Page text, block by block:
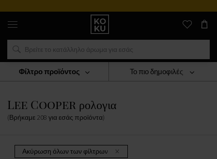
Αυθεντικά
αρώματα
και
ρολόγια
σε
μέρος
ΡΟΛΟΓΙΑ
Lee Cooper Ρολογια
Lee Cooper ρολογια
(Βρήκαμε 208 για εσάς προϊόντα)
Το πιο δημοφιλές
Ακύρωση όλων των φίλτρων
Φίλτρο προϊόντος